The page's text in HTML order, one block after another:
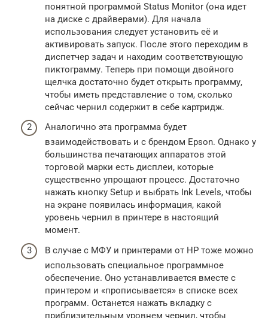
понятной программой Status Monitor (она идет
на диске с драйверами). Для начала
использования следует установить её и
активировать запуск. После этого переходим в
диспетчер задач и находим соответствующую
пиктограмму. Теперь при помощи двойного
щелчка достаточно будет открыть программу,
чтобы иметь представление о том, сколько
сейчас чернил содержит в себе картридж.
Аналогично эта программа будет
взаимодействовать и с брендом Epson. Однако у
большинства печатающих аппаратов этой
торговой марки есть дисплеи, которые
существенно упрощают процесс. Достаточно
нажать кнопку Setup и выбрать Ink Levels, чтобы
на экране появилась информация, какой
уровень чернил в принтере в настоящий
момент.
В случае с МФУ и принтерами от HP тоже можно
использовать специальное программное
обеспечение. Оно устанавливается вместе с
принтером и «прописывается» в списке всех
программ. Останется нажать вкладку с
приблизительным уровнем чернил, чтобы